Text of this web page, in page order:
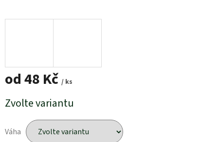
od48 Kč / ks
Měrná
cena:
Zvolte variantu
Váha